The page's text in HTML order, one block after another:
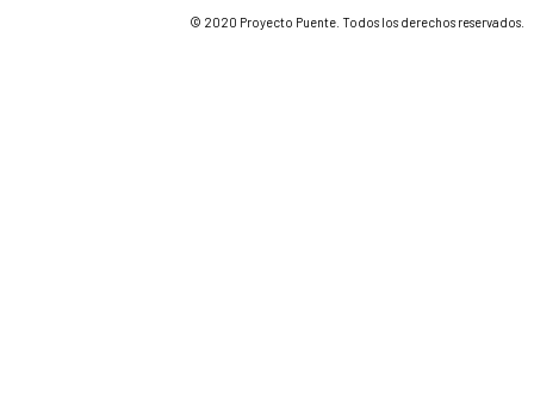
© 2020 Proyecto Puente. Todos los derechos reservados.